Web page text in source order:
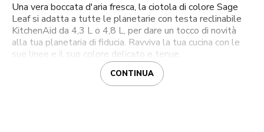
Una vera boccata d'aria fresca, la ciotola di colore Sage
Leaf si adatta a tutte le planetarie con testa reclinabile
KitchenAid da 4,3 L o 4,8 L, per dare un tocco di novità
alla tua planetaria di fiducia. Ravviva la tua cucina con le
sue linee e il suo colore delicato e tenue.
CONTINUA